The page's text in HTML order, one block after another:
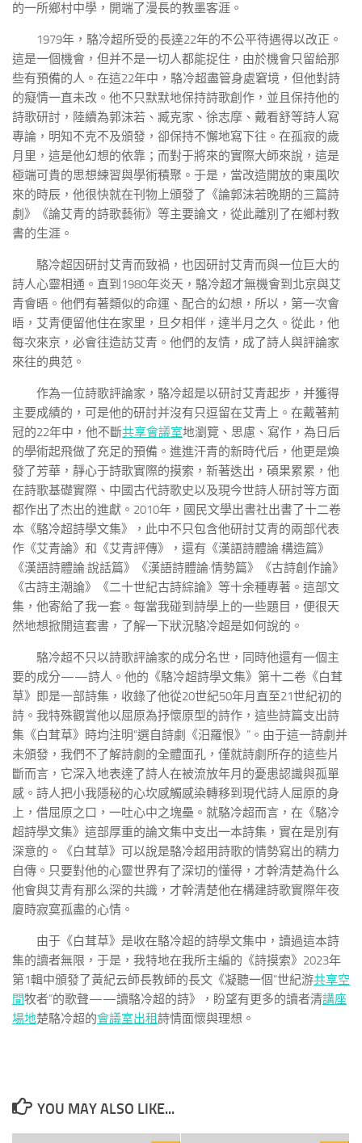
的一所鄉村中學，開端了漫長的教墨客涯。
1979年，駱冷超所受的長達22年的不公平待遇得以改正。
這是一個機會，但并不是一切人都能捉住，由於機會只留給那
些有預備的人。在這22年中，駱冷超盡管身處窘境，但他對詩
的癡情一直未改。他不只默默地保持詩歌創作，並且保持他的
詩歌研討，陸續為郭沫若、臧克家、徐志摩、戴看舒等詩人寫
專論，明知不克不及頒發，卻保持不懈地寫下往。在孤寂的歲
月里，這是他幻想的依靠；而對于將來的實際大師來說，這是
極端可貴的思想練習與學術積聚。于是，當改造開放的東風吹
來的時辰，他很快就在刊物上頒發了《論郭沫若晚期的三篇詩
劇》《論艾青的詩歌藝術》等主要論文，從此離別了在鄉村教
書的生涯。
駱冷超因研討艾青而致禍，也因研討艾青而與一位巨大的
詩人心靈相通。直到1980年炎天，駱冷超才無機會到北京與艾
青會晤。他們有著類似的命運、配合的幻想，所以，第一次會
晤，艾青便留他住在家里，旦夕相伴，達半月之久。從此，他
每次來京，必會往造訪艾青。他們的友情，成了詩人與評論家
來往的典范。
作為一位詩歌評論家，駱冷超是以研討艾青起步，并獲得
主要成績的，可是他的研討并沒有只逗留在艾青上。在戴著荊
冠的22年中，他不斷共享會議室地瀏覽、思慮、寫作，為日后
的學術起飛做了充足的預備。進進汗青的新時代后，他更是煥
發了芳華，靜心于詩歌實際的摸索，新著迭出，碩果累累，他
在詩歌基礎實際、中國古代詩歌史以及現今世詩人研討等方面
都作出了杰出的進獻。2010年，國民文學出書社出書了十二卷
本《駱冷超詩學文集》，此中不只包含他研討艾青的兩部代表
作《艾青論》和《艾青評傳》，還有《漢語詩體論·構造篇》
《漢語詩體論·說話篇》《漢語詩體論·情勢篇》《古詩創作論》
《古詩主潮論》《二十世紀古詩綜論》等十余種專著。這部文
集，他寄給了我一套。每當我碰到詩學上的一些題目，便很天
然地想掀開這套書，了解一下狀況駱冷超是如何說的。
駱冷超不只以詩歌評論家的成分名世，同時他還有一個主
要的成分——詩人。他的《駱冷超詩學文集》第十二卷《白茸
草》即是一部詩集，收錄了他從20世紀50年月直至21世紀初的
詩。我特殊觀賞他以屈原為抒懷原型的詩作，這些詩篇支出詩
集《白茸草》時均注明“選自詩劇《汨羅恨》”。由于這一詩劇并
未頒發，我們不了解詩劇的全體面孔，僅就詩劇所存的這些片
斷而言，它深入地表達了詩人在被流放年月的憂患認識與孤單
感。詩人把小我隱秘的心坎感觸感染轉移到現代詩人屈原的身
上，借屈原之口，一吐心中之塊壘。就駱冷超而言，在《駱冷
超詩學文集》這部厚重的論文集中支出一本詩集，實在是別有
深意的。《白茸草》可以說是駱冷超用詩歌的情勢寫出的精力
自傳。只要對他的心靈世界有了深切的懂得，才幹清楚為什么
他會與艾青有那么深的共識，才幹清楚他在構建詩歌實際年夜
廈時寂寞孤盡的心情。
由于《白茸草》是收在駱冷超的詩學文集中，讀過這本詩
集的讀者無限，于是，我特地在我所主編的《詩摸索》2023年
第1輯中頒發了黃紀云師長教師的長文《凝聽一個“世紀游共享空
間牧者”的歌聲——讀駱冷超的詩》，盼望有更多的讀者清講座
場地楚駱冷超的會議室出租詩情面懷與理想。
YOU MAY ALSO LIKE...